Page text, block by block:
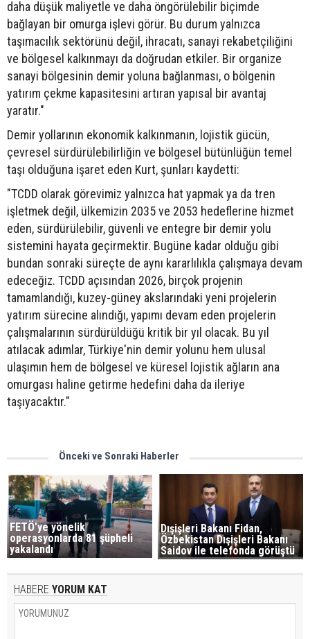
daha düşük maliyetle ve daha öngörülebilir biçimde
bağlayan bir omurga işlevi görür. Bu durum yalnızca
taşımacılık sektörünü değil, ihracatı, sanayi rekabetçiliğini
ve bölgesel kalkınmayı da doğrudan etkiler. Bir organize
sanayi bölgesinin demir yoluna bağlanması, o bölgenin
yatırım çekme kapasitesini artıran yapısal bir avantaj
yaratır."
Demir yollarının ekonomik kalkınmanın, lojistik gücün,
çevresel sürdürülebilirliğin ve bölgesel bütünlüğün temel
taşı olduğuna işaret eden Kurt, şunları kaydetti:
"TCDD olarak görevimiz yalnızca hat yapmak ya da tren
işletmek değil, ülkemizin 2035 ve 2053 hedeflerine hizmet
eden, sürdürülebilir, güvenli ve entegre bir demir yolu
sistemini hayata geçirmektir. Bugüne kadar olduğu gibi
bundan sonraki süreçte de aynı kararlılıkla çalışmaya devam
edeceğiz. TCDD açısından 2026, birçok projenin
tamamlandığı, kuzey-güney akslarındaki yeni projelerin
yatırım sürecine alındığı, yapımı devam eden projelerin
çalışmalarının sürdürüldüğü kritik bir yıl olacak. Bu yıl
atılacak adımlar, Türkiye'nin demir yolunu hem ulusal
ulaşımın hem de bölgesel ve küresel lojistik ağların ana
omurgası haline getirme hedefini daha da ileriye
taşıyacaktır."
Önceki ve Sonraki Haberler
FETÖ'ye yönelik
operasyonlarda 81 şüpheli
yakalandı
Dışişleri Bakanı Fidan,
Özbekistan Dışişleri Bakanı
Saidov ile telefonda görüştü
HABERE YORUM KAT